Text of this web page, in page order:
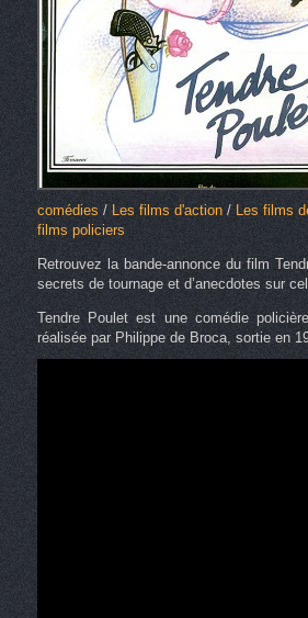
comédies/Les films d'action/ Les films
films policiers
Retrouvez la bande-annonce du film
secrets de tournage et d’anecdotes sur
Tendre Poulet est une comédie
réalisée par Philippe de Broca, sortie en